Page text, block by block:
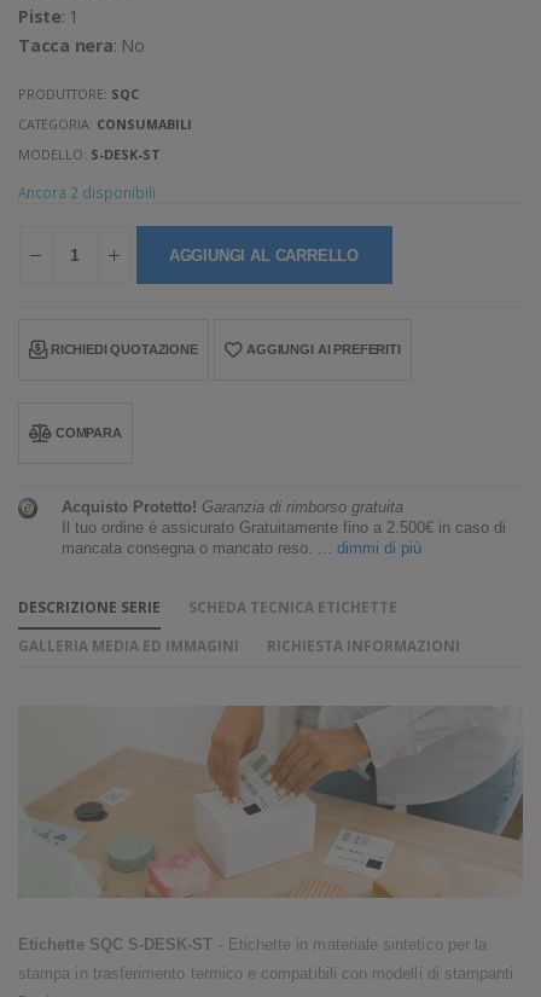
Piste: 1
Tacca nera: No
PRODUTTORE: SQC
CATEGORIA: CONSUMABILI
MODELLO: S-DESK-ST
Ancora 2 disponibili
AGGIUNGI AL CARRELLO
RICHIEDI QUOTAZIONE AGGIUNGI AI PREFERITI
COMPARA
Acquisto Protetto! Garanzia di rimborso gratuita
Il tuo ordine è assicurato Gratuitamente fino a 2.500€ in caso di
mancata consegna o mancato reso. ... dimmi di più
DESCRIZIONE SERIE
SCHEDA TECNICA ETICHETTE
GALLERIA MEDIA ED IMMAGINI
RICHIESTA INFORMAZIONI
Etichette SQC S-DESK-ST
- Etichette in materiale sintetico per la
stampa in trasferimento termico e compatibili con modelli di stampanti